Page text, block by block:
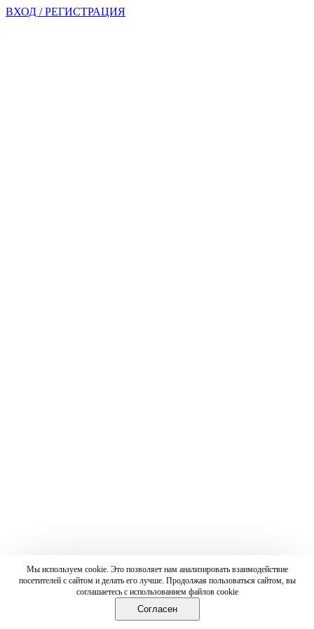
ВХОД / РЕГИСТРАЦИЯ
Мы используем cookie. Это позволяет нам анализировать взаимодействие
посетителей с сайтом и делать его лучше. Продолжая пользоваться сайтом, вы
соглашаетесь с использованием файлов cookie
Согласен